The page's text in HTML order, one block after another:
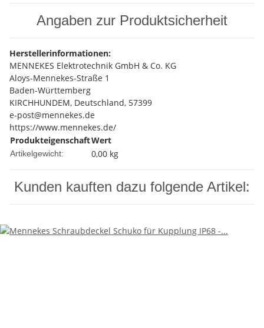
Angaben zur Produktsicherheit
Herstellerinformationen:
MENNEKES Elektrotechnik GmbH & Co. KG
Aloys-Mennekes-Straße 1
Baden-Württemberg
KIRCHHUNDEM, Deutschland, 57399
e-post@mennekes.de
https://www.mennekes.de/
ProdukteigenschaftWert
Artikelgewicht: 0,00 kg
Kunden kauften dazu folgende Artikel: